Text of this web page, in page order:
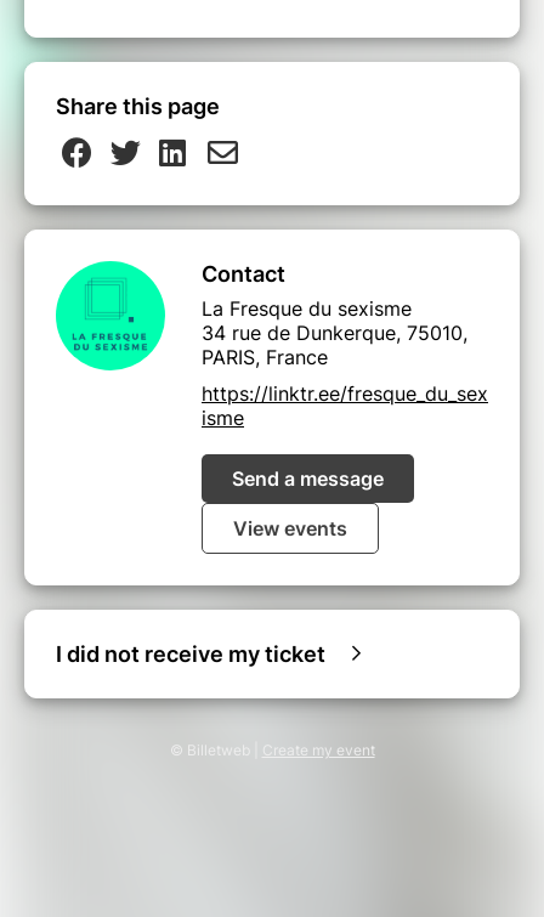
Share this page
Contact
La Fresque du sexisme
34 rue de Dunkerque, 75010,
PARIS, France
https://linktr.ee/fresque_du_sex
isme
Send a message
View events
I did not receive my ticket
© Billetweb | Create my event